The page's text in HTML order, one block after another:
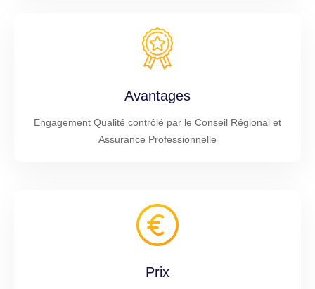
Avantages
Engagement Qualité contrôlé par le Conseil Régional et
Assurance Professionnelle
Prix